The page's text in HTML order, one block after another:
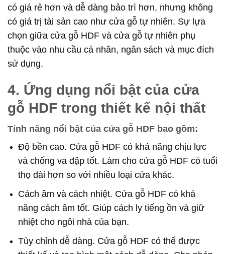
có giá rẻ hơn và dễ dàng bảo trì hơn, nhưng không
có giá trị tài sản cao như cửa gỗ tự nhiên. Sự lựa
chọn giữa cửa gỗ HDF và cửa gỗ tự nhiên phụ
thuộc vào nhu cầu cá nhân, ngân sách và mục đích
sử dụng.
4. Ứng dụng nổi bật của cửa
gỗ HDF trong thiết kế nội thất
Tính năng nổi bật của cửa gỗ HDF bao gồm:
Độ bền cao. Cửa gỗ HDF có khả năng chịu lực
và chống va đập tốt. Làm cho cửa gỗ HDF có tuổi
thọ dài hơn so với nhiều loại cửa khác.
Cách âm và cách nhiệt. Cửa gỗ HDF có khả
năng cách âm tốt. Giúp cách ly tiếng ồn và giữ
nhiệt cho ngôi nhà của bạn.
Tùy chỉnh dễ dàng. Cửa gỗ HDF có thể được